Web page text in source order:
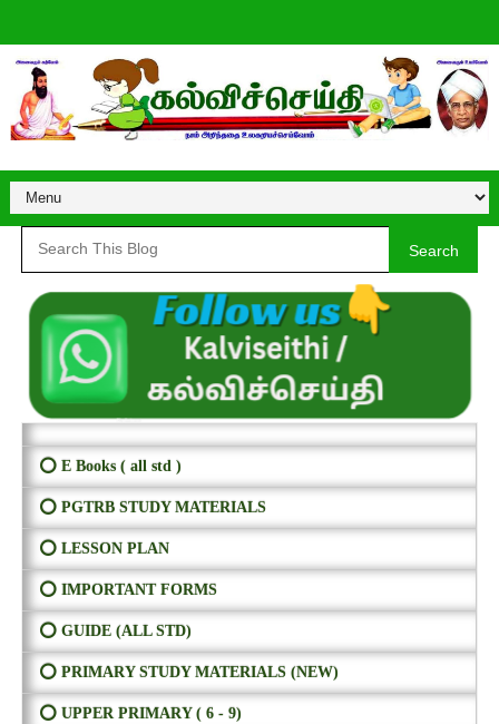
Search
⭕ E Books ( all std )
⭕ PGTRB STUDY MATERIALS
⭕ LESSON PLAN
⭕ IMPORTANT FORMS
⭕ GUIDE (ALL STD)
⭕ PRIMARY STUDY MATERIALS (NEW)
⭕ UPPER PRIMARY ( 6 - 9)